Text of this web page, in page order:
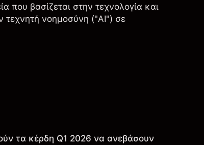
που βασίζεται στην τεχνολογία και
τεχνητή νοημοσύνη ("AI") σε
τα κέρδη Q1 2026 να ανεβάσουν